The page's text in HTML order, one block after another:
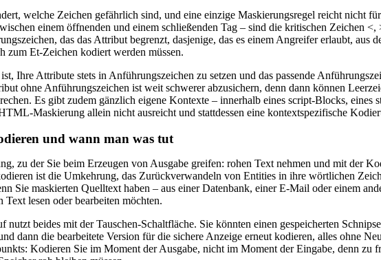
welche Zeichen gefährlich sind, und eine einzige Maskierungsregel reicht nicht
einem öffnenden und einem schließenden Tag – sind die kritischen Zeichen
das das Attribut begrenzt, dasjenige, das es einem Angreifer erlaubt, aus
zum Et-Zeichen kodiert werden müssen.
Ihre Attribute stets in Anführungszeichen zu setzen und das passende
ohne Anführungszeichen ist weit schwerer abzusichern, denn dann können
Es gibt zudem gänzlich eigene Kontexte – innerhalb eines script-Blocks, eines
Maskierung allein nicht ausreicht und stattdessen eine kontextspezifische
und wann man was tut
zu der Sie beim Erzeugen von Ausgabe greifen: rohen Text nehmen und mit der
ist die Umkehrung, das Zurückverwandeln von Entities in ihre wörtlichen
Sie maskierten Quelltext haben – aus einer Datenbank, einer E-Mail oder einem
Text lesen oder bearbeiten möchten.
nutzt beides mit der Tauschen-Schaltfläche. Sie könnten einen gespeicherten
dann die bearbeitete Version für die sichere Anzeige erneut kodieren, alles ohne
Kodieren Sie im Moment der Ausgabe, nicht im Moment der Eingabe, denn zu